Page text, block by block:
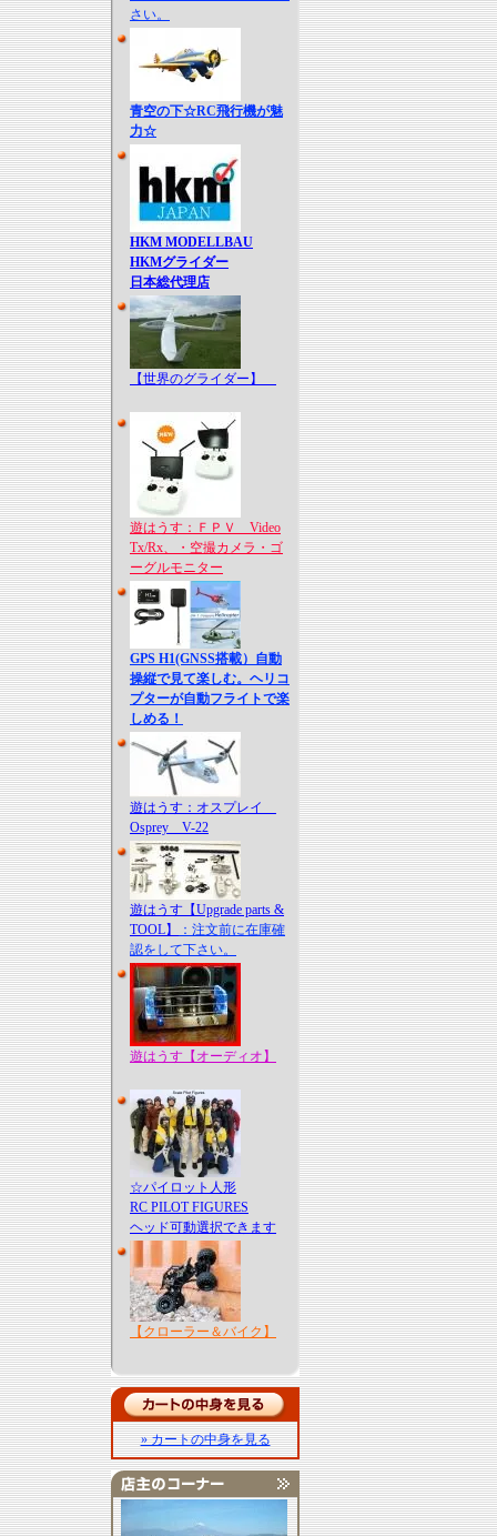
さい。
青空の下☆RC飛行機が魅
力☆
HKM MODELLBAU
HKMグライダー
日本総代理店
【世界のグライダー】
遊はうす：ＦＰＶ Video
Tx/Rx、・空撮カメラ・ゴ
ーグルモニター
GPS H1(GNSS搭載）自動
操縦で見て楽しむ。ヘリコ
プターが自動フライトで楽
しめる！
遊はうす：オスプレイ
Osprey V-22
遊はうす【Upgrade parts &
TOOL】
：注文前に在庫確
認をして下さい。
遊はうす【オーディオ】
☆パイロット人形
RC PILOT FIGURES
ヘッド可動選択できます
【クローラー＆バイク】
» カートの中身を見る